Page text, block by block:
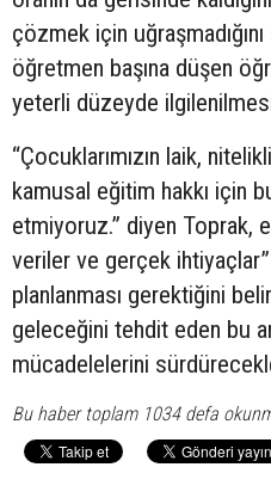
çözmek için
öğretmen başına düşen
yeterli düzeyde
“Çocuklarımızın laik,
kamusal eğitim hakkı için
etmiyoruz.” diyen Toprak,
veriler ve gerçek
planlanması gerektiğini
geleceğini tehdit eden bu
mücadelelerini
Bu haber toplam 1034 defa